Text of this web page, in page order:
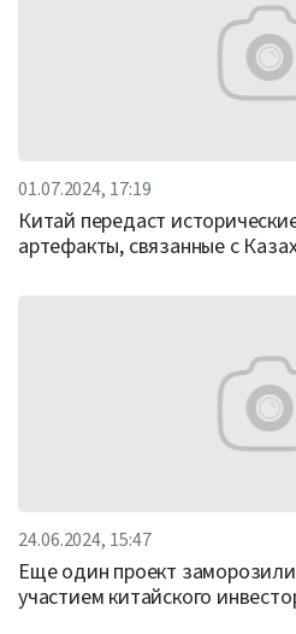
01.07.2024, 17:19
Китай передаст
артефакты, связанные с
24.06.2024, 15:47
Еще один проект
участием китайского